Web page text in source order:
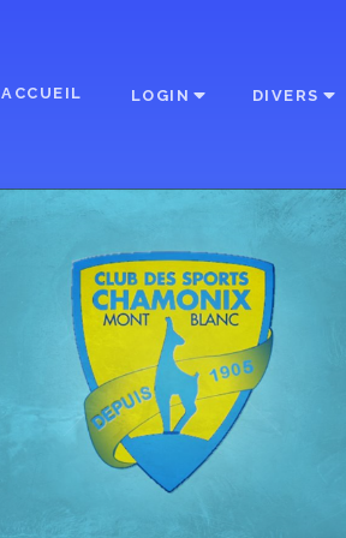
ACCUEIL LOGIN DIVERS